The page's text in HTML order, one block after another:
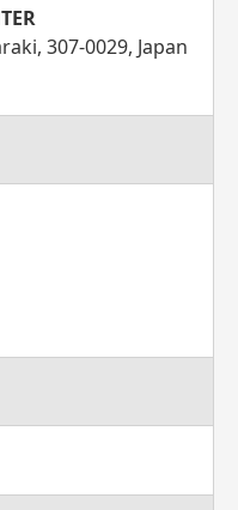
307-0029, Japan